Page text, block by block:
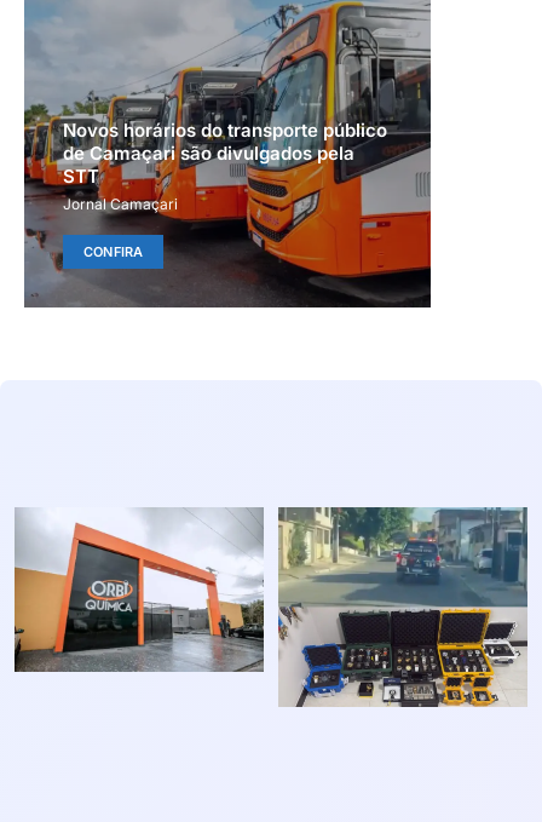
Novos horários do transporte público
de Camaçari são divulgados pela
STT
Jornal Camaçari
CONFIRA